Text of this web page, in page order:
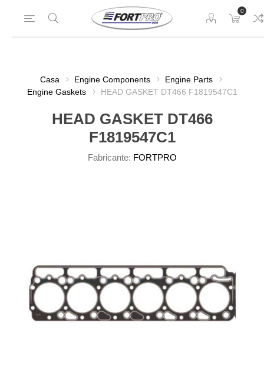
0
Casa Engine Components
Engine Parts
Engine Gaskets
HEAD GASKET DT466 F1819547C1
HEAD GASKET DT466
F1819547C1
Fabricante: FORTPRO